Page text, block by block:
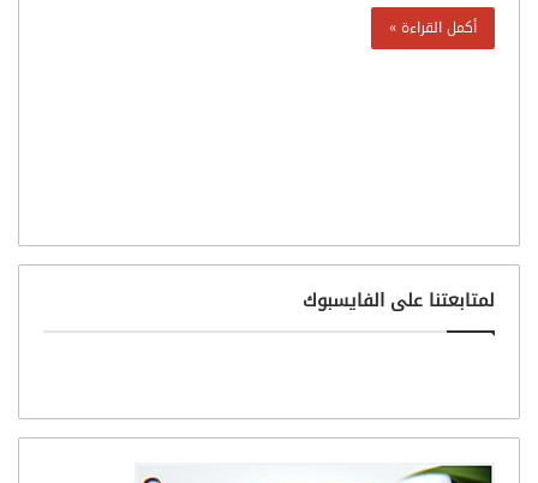
أكمل القراءة »
لمتابعتنا على الفايسبوك